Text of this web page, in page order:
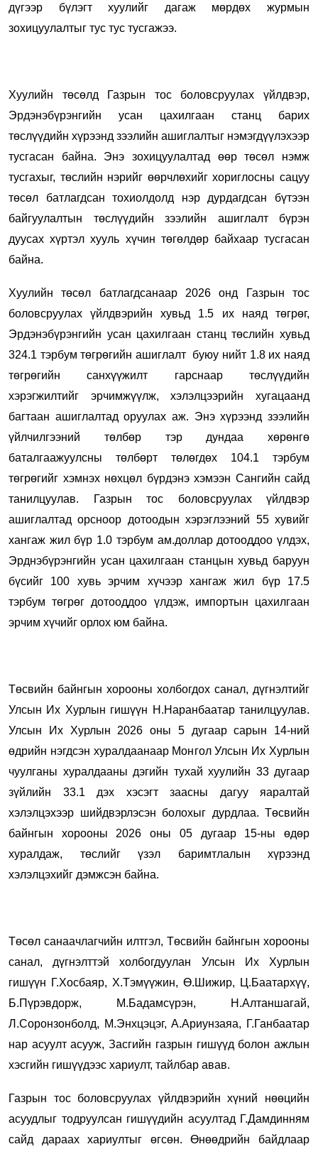
дүгээр бүлэгт хуулийг дагаж мөрдөх журмын
зохицуулалтыг тус тус тусгажээ.
Хуулийн төсөлд Газрын тос боловсруулах үйлдвэр,
Эрдэнэбүрэнгийн усан цахилгаан станц барих
төслүүдийн хүрээнд зээлийн ашиглалтыг нэмэгдүүлэхээр
тусгасан байна. Энэ зохицуулалтад өөр төсөл нэмж
тусгахыг, төслийн нэрийг өөрчлөхийг хориглосны сацуу
төсөл батлагдсан тохиолдолд нэр дурдагдсан бүтээн
байгуулалтын төслүүдийн зээлийн ашиглалт бүрэн
дуусах хүртэл хууль хүчин төгөлдөр байхаар тусгасан
байна.
Хуулийн төсөл батлагдсанаар 2026 онд Газрын тос
боловсруулах үйлдвэрийн хувьд 1.5 их наяд төгрөг,
Эрдэнэбүрэнгийн усан цахилгаан станц төслийн хувьд
324.1 тэрбум төгрөгийн ашиглалт буюу нийт 1.8 их наяд
төгрөгийн санхүүжилт гарснаар төслүүдийн
хэрэгжилтийг эрчимжүүлж, хэлэлцээрийн хугацаанд
багтаан ашиглалтад оруулах аж. Энэ хүрээнд зээлийн
үйлчилгээний төлбөр тэр дундаа хөрөнгө
баталгаажуулсны төлбөрт төлөгдөх 104.1 тэрбум
төгрөгийг хэмнэх нөхцөл бүрдэнэ хэмээн Сангийн сайд
танилцуулав. Газрын тос боловсруулах үйлдвэр
ашиглалтад орсноор дотоодын хэрэглээний 55 хувийг
хангаж жил бүр 1.0 тэрбум ам.доллар дотооддоо үлдэх,
Эрднэбүрэнгийн усан цахилгаан станцын хувьд баруун
бүсийг 100 хувь эрчим хүчээр хангаж жил бүр 17.5
тэрбум төгрөг дотооддоо үлдэж, импортын цахилгаан
эрчим хүчийг орлох юм байна.
Төсвийн байнгын хорооны холбогдох санал, дүгнэлтийг
Улсын Их Хурлын гишүүн Н.Наранбаатар танилцуулав.
Улсын Их Хурлын 2026 оны 5 дугаар сарын 14-ний
өдрийн нэгдсэн хуралдаанаар Монгол Улсын Их Хурлын
чуулганы хуралдааны дэгийн тухай хуулийн 33 дугаар
зүйлийн 33.1 дэх хэсэгт заасны дагуу яаралтай
хэлэлцэхээр шийдвэрлэсэн болохыг дурдлаа. Төсвийн
байнгын хорооны 2026 оны 05 дугаар 15-ны өдөр
хуралдаж, төслийг үзэл баримтлалын хүрээнд
хэлэлцэхийг дэмжсэн байна.
Төсөл санаачлагчийн илтгэл, Төсвийн байнгын хорооны
санал, дүгнэлттэй холбогдуулан Улсын Их Хурлын
гишүүн Г.Хосбаяр, Х.Тэмүүжин, Ө.Шижир, Ц.Баатархүү,
Б.Пүрэвдорж, М.Бадамсүрэн, Н.Алтаншагай,
Л.Соронзонболд, М.Энхцэцэг, А.Ариунзаяа, Г.Ганбаатар
нар асуулт асууж, Засгийн газрын гишүүд болон ажлын
хэсгийн гишүүдээс хариулт, тайлбар авав.
Газрын тос боловсруулах үйлдвэрийн хүний нөөцийн
асуудлыг тодруулсан гишүүдийн асуултад Г.Дамдинням
сайд дараах хариултыг өгсөн. Өнөөдрийн байдлаар